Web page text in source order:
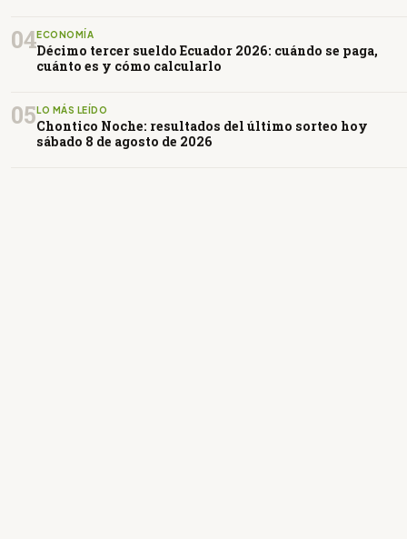
04ECONOMÍA
Décimo tercer sueldo Ecuador 2026: cuándo se paga,
cuánto es y cómo calcularlo
05LO MÁS LEÍDO
Chontico Noche: resultados del último sorteo hoy
sábado 8 de agosto de 2026